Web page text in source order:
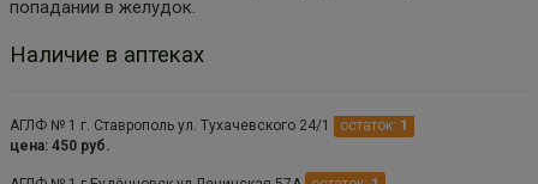
попадании в желудок.
Наличие в аптеках
АГЛФ № 1 г. Ставрополь ул. Тухачевского 24/1 остаток: 1
цена: 450 руб.